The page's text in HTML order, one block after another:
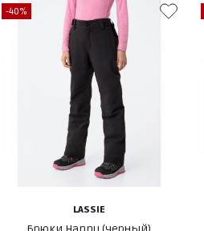
-40%
LASSIE